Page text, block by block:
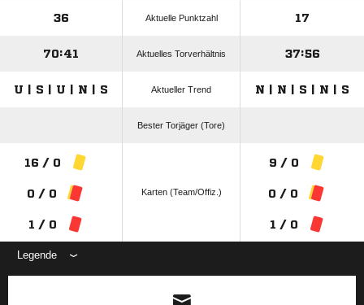
36 Aktuelle Punktzahl 17
70:41 Aktuelles Torverhältnis 37:56
U | S | U | N | S Aktueller Trend N | N | S | N | S
Bester Torjäger (Tore)
16 / 0
0 / 0
1 / 0
Karten (Team/Offiz.)
9 / 0
0 / 0
1 / 0
Legende
ANZEIGE